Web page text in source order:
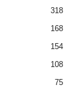
318
168
154
108
75